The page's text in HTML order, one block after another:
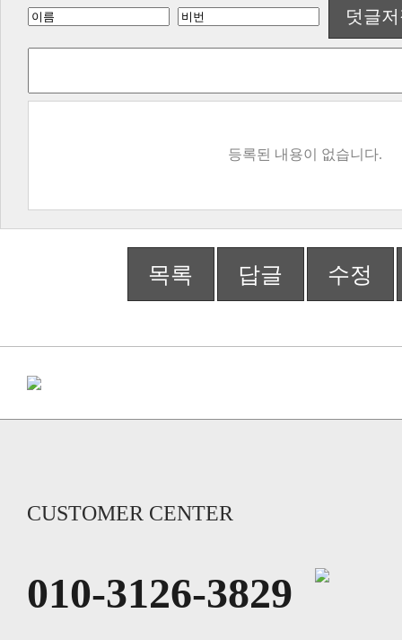
덧글
등록된 내용이 없습니다.
목록 답글 수정
CUSTOMER CENTER
010-3126-3829